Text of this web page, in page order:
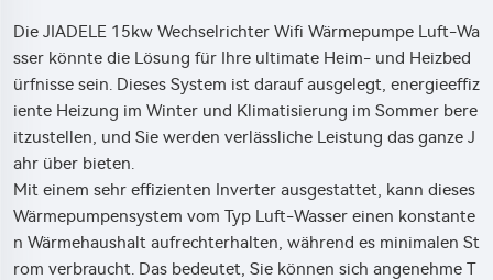
Die JIADELE 15kw Wechselrichter Wifi Wärmepumpe Luft-Wa
sser könnte die Lösung für Ihre ultimate Heim- und Heizbed
ürfnisse sein. Dieses System ist darauf ausgelegt, energieeffiz
iente Heizung im Winter und Klimatisierung im Sommer bere
itzustellen, und Sie werden verlässliche Leistung das ganze J
ahr über bieten.
Mit einem sehr effizienten Inverter ausgestattet, kann dieses
Wärmepumpensystem vom Typ Luft-Wasser einen konstante
n Wärmehaushalt aufrechterhalten, während es minimalen St
rom verbraucht. Das bedeutet, Sie können sich angenehme T